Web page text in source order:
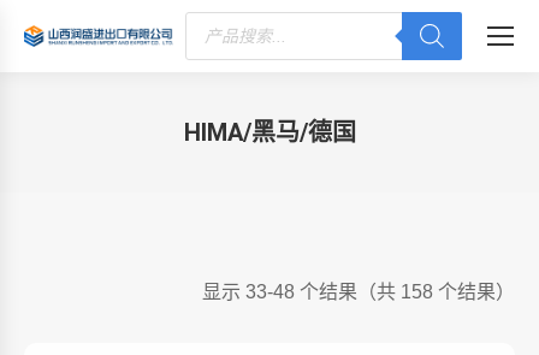
Products
search
HIMA/黑马/德国
显示 33-48 个结果（共 158 个结果）